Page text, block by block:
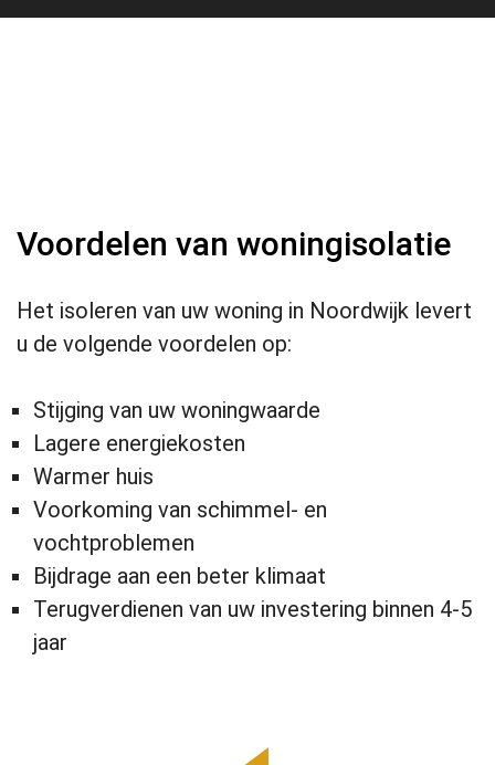
Voordelen van woningisolatie
Het isoleren van uw woning in Noordwijk levert
u de volgende voordelen op:
Stijging van uw woningwaarde
Lagere energiekosten
Warmer huis
Voorkoming van schimmel- en
vochtproblemen
Bijdrage aan een beter klimaat
Terugverdienen van uw investering binnen 4-5
jaar